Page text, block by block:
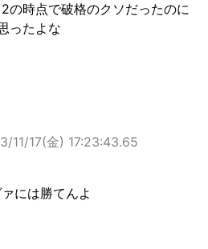
の時点で破格のクソだったのに
ったよな
11/17(金) 17:23:43.65
には勝てんよ